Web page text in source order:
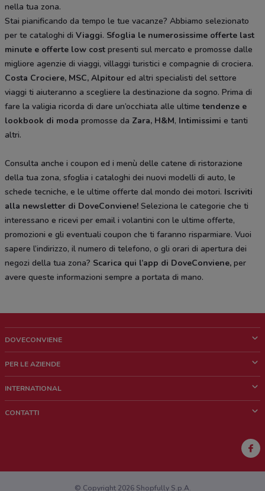
nella tua zona.
Stai pianificando da tempo le tue vacanze? Abbiamo selezionato
per te cataloghi di Viaggi. Sfoglia le numerosissime offerte last
minute e offerte low cost presenti sul mercato e promosse dalle
migliore agenzie di viaggi, villaggi turistici e compagnie di crociera.
Costa Crociere, MSC, Alpitour ed altri specialisti del settore
viaggi ti aiuteranno a scegliere la destinazione da sogno. Prima di
fare la valigia ricorda di dare un’occhiata alle ultimetendenze e
lookbook di moda promosse da Zara, H&M, Intimissimi e tanti
altri.
Consulta anche i coupon ed i menù delle catene di ristorazione
della tua zona, sfoglia i cataloghi dei nuovi modelli di auto, le
schede tecniche, e le ultime offerte dal mondo dei motori. Iscriviti
alla newsletter di DoveConviene! Seleziona le categorie che ti
interessano e ricevi per email i volantini con le ultime offerte,
promozioni e gli eventuali coupon che ti faranno risparmiare. Vuoi
sapere l’indirizzo, il numero di telefono, o gli orari di apertura dei
negozi della tua zona? Scarica qui l’app di DoveConviene, per
avere queste informazioni sempre a portata di mano.
DOVECONVIENE
Chi siamo
Lavora con noi
PER LE AZIENDE
Richieste commerciali e marketing
INTERNATIONAL
CONTATTI
Hai un malfunzionamento sul web o sull'app?
© Copyright 2026 Shopfully S.p.A.